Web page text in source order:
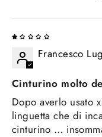
Francesco
Cinturino molto
Dopo averlo usato
linguetta che di
cinturino …